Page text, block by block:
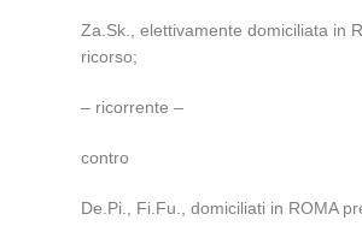
Za.Sk., elettivamente domiciliata in
ricorso;
– ricorrente –
contro
De.Pi., Fi.Fu., domiciliati in ROMA